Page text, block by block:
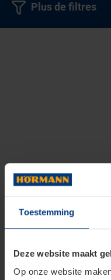
Toestemming
Deze website maakt
Op onze website
Plus de filtres